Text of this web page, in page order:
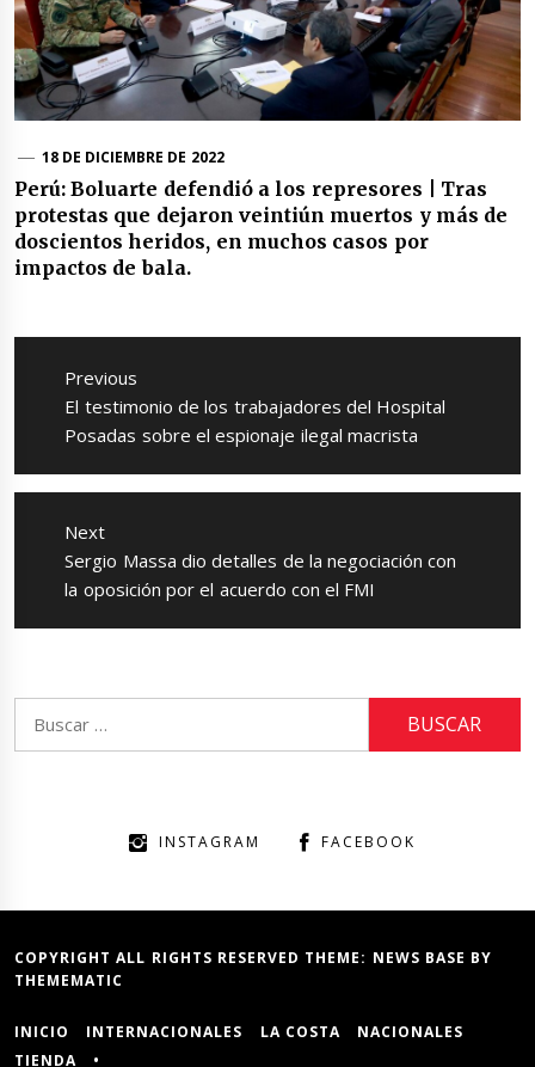
18 DE DICIEMBRE DE 2022
Perú: Boluarte defendió a los represores | Tras
protestas que dejaron veintiún muertos y más de
doscientos heridos, en muchos casos por
impactos de bala.
Navegación
entradas
Previous
Previous
post:
El testimonio de los trabajadores del Hospital
Posadas sobre el espionaje ilegal macrista
Next
Next
post:
Sergio Massa dio detalles de la negociación con
la oposición por el acuerdo con el FMI
INSTAGRAM FACEBOOK
COPYRIGHT ALL RIGHTS RESERVED THEME: NEWS BASE BY
THEMEMATIC
INICIO INTERNACIONALES LA COSTA
NACIONALES
TIENDA
•